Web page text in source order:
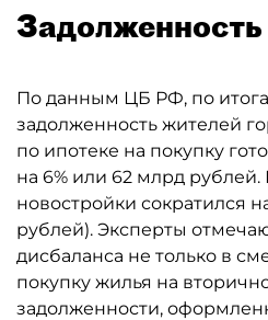
Задолженность
По данным ЦБ РФ, по
задолженность жителей
по ипотеке на покупку
на 6% или 62 млрд
новостройки сократился
рублей). Эксперты
дисбаланса не только в
покупку жилья на
задолженности,